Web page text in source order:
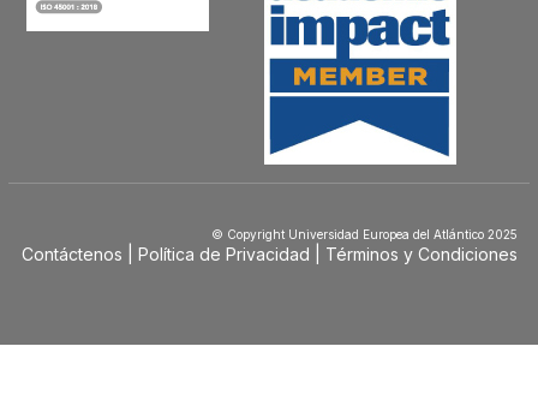
© Copyright Universidad Europea del Atlántico 2025
Contáctenos Política de Privacidad Términos y Condiciones